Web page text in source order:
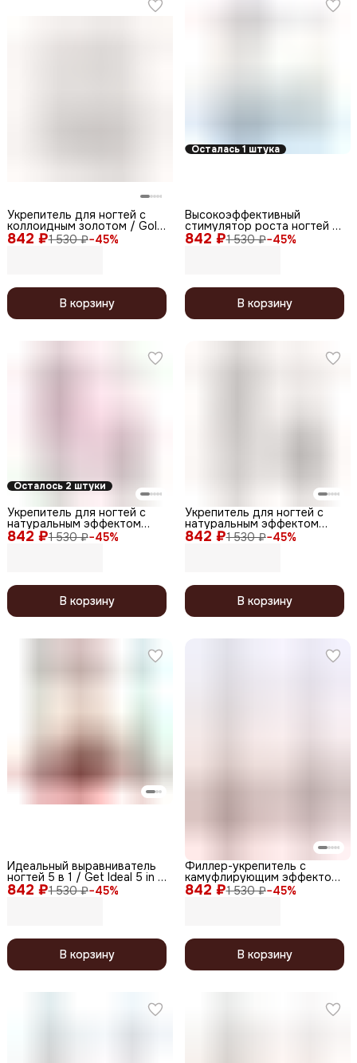
842 ₽1 530 ₽−45%
Укрепитель для ногтей с
коллоидным золотом / Gold
Hardener White, 12,5 мл
В корзину
Осталась 1 штука
842 ₽1 530 ₽−45%
Высокоэффективный
cтимулятор роста ногтей /
Hi-Speed Growth, 12,5 мл
В корзину
Осталось 2 штуки
842 ₽1 530 ₽−45%
Укрепитель для ногтей с
натуральным эффектом
тонирующий / BB Hardener
В корзину
842 ₽1 530 ₽−45%
Укрепитель для ногтей с
натуральным эффектом
тонирующий / BB Hardener
В корзину
842 ₽1 530 ₽−45%
Идеальный выравниватель
ногтей 5 в 1 / Get Ideal 5 in 1,
12,5 мл
В корзину
842 ₽1 530 ₽−45%
Филлер-укрепитель с
камуфлирующим эффектом
/ Nude Filler 06 Rose Taupe,
глянцевый финиш, 12,5 мл
В корзину